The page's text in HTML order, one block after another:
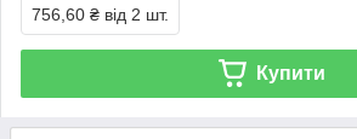
756,60 ₴ від 2 шт.
Купити